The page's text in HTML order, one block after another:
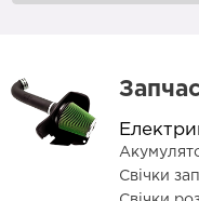
Свічки